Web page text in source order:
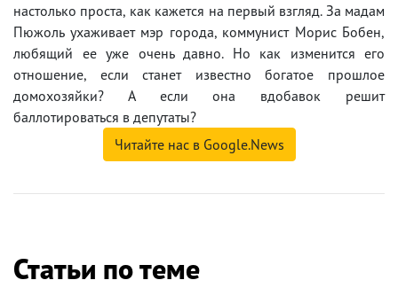
настолько проста, как кажется на первый взгляд. За мадам
Пюжоль ухаживает мэр города, коммунист Морис Бобен,
любящий ее уже очень давно. Но как изменится его
отношение, если станет известно богатое прошлое
домохозяйки? А если она вдобавок решит
баллотироваться в депутаты?
Читайте нас в Google.News
Статьи по теме